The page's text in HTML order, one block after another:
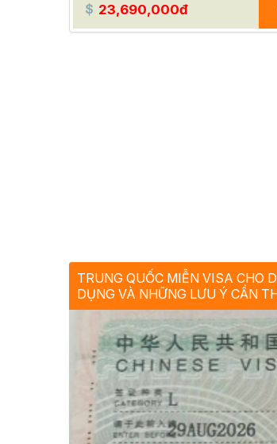
23,690,000đ
TRUNG QUỐC MIỄN VISA CHO
DỤNG VÀ NHỮNG LƯU Ý CẦN